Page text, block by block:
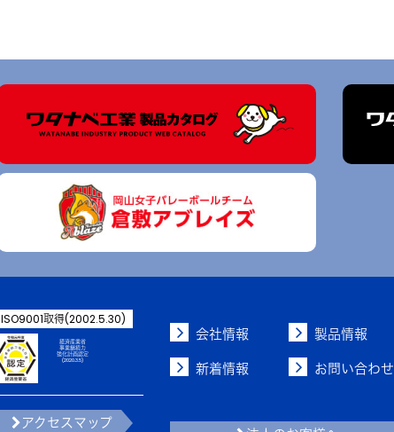
ISO9001取得(2002.5.30)
経済産業省
事業継続力
強化計画認定
(2020.3.5)
アクセスマップ
会社情報
製品情報
新着情報
お問い合わせ